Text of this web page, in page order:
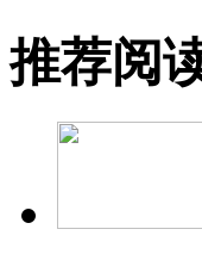
推荐阅